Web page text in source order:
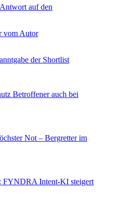
auf den
vom Autor
der Shortlist
Betroffener auch bei
Not – Bergretter im
FYNDRA Intent-KI steigert